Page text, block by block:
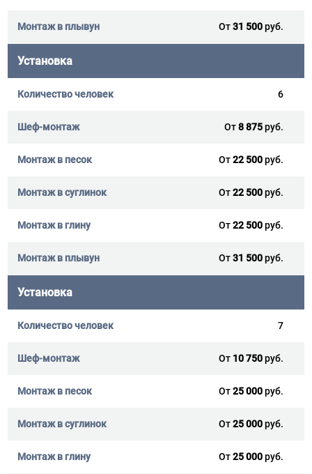
От31 500руб.
Установка
6
От8 875руб.
От22 500руб.
От22 500руб.
От22 500руб.
От31 500руб.
Установка
7
От 10 750руб.
От25 000руб.
От25 000руб.
От25 000руб.